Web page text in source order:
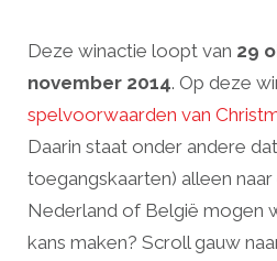
Deze winactie loopt van 29
november 2014. Op deze
spelvoorwaarden van
Daarin staat onder andere
toegangskaarten) alleen naar
Nederland of België mogen
kans maken? Scroll gauw